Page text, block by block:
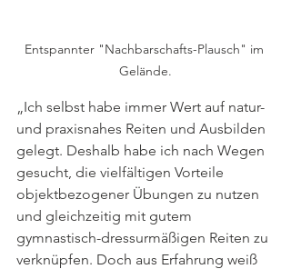
Entspannter "Nachbarschafts-Plausch" im
Gelände.
„Ich selbst habe immer Wert auf natur-
und praxisnahes Reiten und Ausbilden
gelegt. Deshalb habe ich nach Wegen
gesucht, die vielfältigen Vorteile
objektbezogener Übungen zu nutzen
und gleichzeitig mit gutem
gymnastisch-dressurmäßigen Reiten zu
verknüpfen. Doch aus Erfahrung weiß